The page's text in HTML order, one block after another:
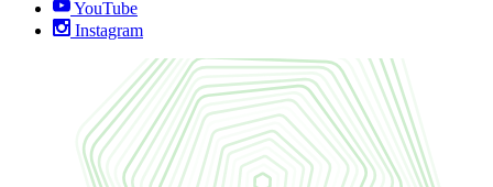
YouTube
Instagram